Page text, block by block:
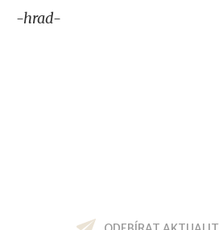
-hrad-